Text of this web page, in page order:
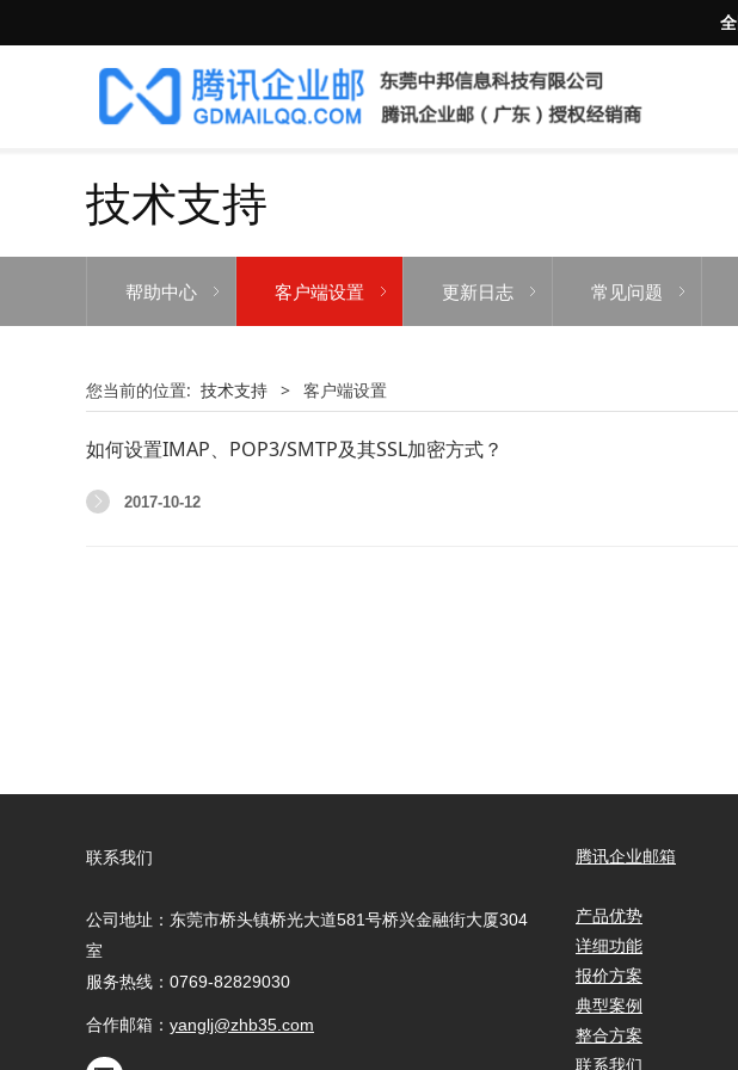
全
技术支持
帮助中心 客户端设置 更新日志 常见问题
您当前的位置: 技术支持 > 客户端设置
如何设置IMAP、POP3/SMTP及其SSL加密方式？
2017-10-12
联系我们
公司地址：东莞市桥头镇桥光大道581号桥兴金融街大厦304
室
服务热线：0769-82829030
合作邮箱： yanglj@zhb35.com
腾讯企业邮箱
产品优势
详细功能
报价方案
典型案例
整合方案
联系我们